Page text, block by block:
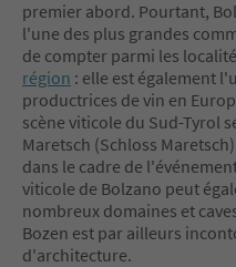
premier abord. Pourtant,
l'une des plus grandes
de compter parmi les
région : elle est également
productrices de vin en
scène viticole du Sud-Tyrol
Maretsch (Schloss
dans le cadre de
viticole de Bolzano peut
nombreux domaines et
Bozen est par ailleurs
d'architecture.